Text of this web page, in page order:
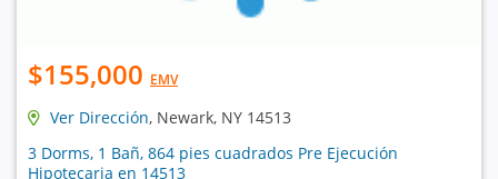
$155,000 EMV
Ver Dirección, Newark, NY 14513
3 Dorms, 1 Bañ, 864 pies cuadrados Pre Ejecución
Hipotecaria en 14513